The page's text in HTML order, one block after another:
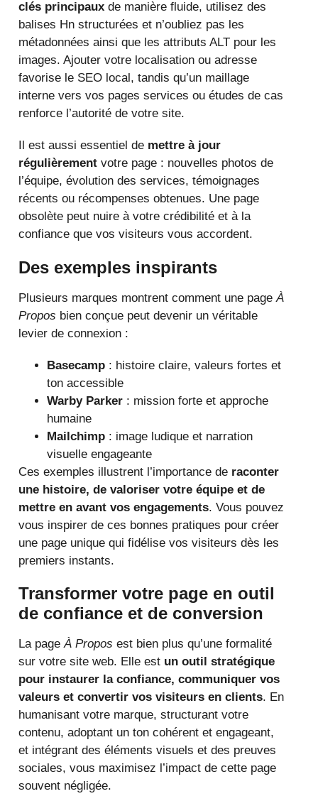
clés principaux de manière fluide, utilisez des
balises Hn structurées et n’oubliez pas les
métadonnées ainsi que les attributs ALT pour les
images. Ajouter votre localisation ou adresse
favorise le SEO local, tandis qu’un maillage
interne vers vos pages services ou études de cas
renforce l’autorité de votre site.
Il est aussi essentiel de mettre à jour
régulièrement votre page : nouvelles photos de
l’équipe, évolution des services, témoignages
récents ou récompenses obtenues. Une page
obsolète peut nuire à votre crédibilité et à la
confiance que vos visiteurs vous accordent.
Des exemples inspirants
Plusieurs marques montrent comment une page À
Propos bien conçue peut devenir un véritable
levier de connexion :
Basecamp : histoire claire, valeurs fortes et
ton accessible
Warby Parker : mission forte et approche
humaine
Mailchimp : image ludique et narration
visuelle engageante
Ces exemples illustrent l’importance de raconter
une histoire, de valoriser votre équipe et de
mettre en avant vos engagements. Vous pouvez
vous inspirer de ces bonnes pratiques pour créer
une page unique qui fidélise vos visiteurs dès les
premiers instants.
Transformer votre page en outil
de confiance et de conversion
La pageÀ Propos est bien plus qu’une formalité
sur votre site web. Elle est un outil stratégique
pour instaurer la confiance, communiquer vos
valeurs et convertir vos visiteurs en clients. En
humanisant votre marque, structurant votre
contenu, adoptant un ton cohérent et engageant,
et intégrant des éléments visuels et des preuves
sociales, vous maximisez l’impact de cette page
souvent négligée.